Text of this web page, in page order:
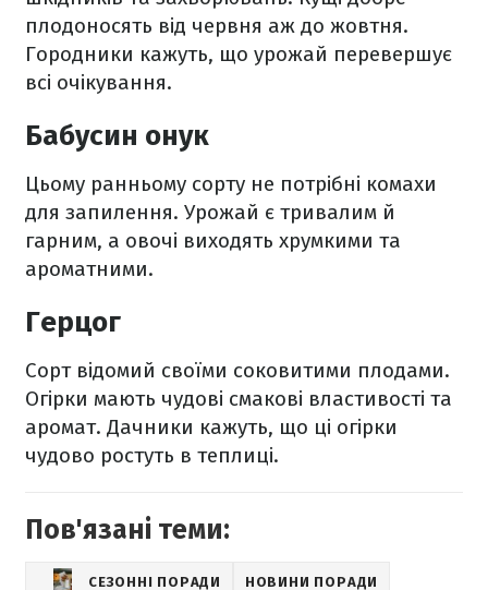
плодоносять від червня аж до жовтня.
Городники кажуть, що урожай перевершує
всі очікування.
Бабусин онук
Цьому ранньому сорту не потрібні комахи
для запилення. Урожай є тривалим й
гарним, а овочі виходять хрумкими та
ароматними.
Герцог
Сорт відомий своїми соковитими плодами.
Огірки мають чудові смакові властивості та
аромат. Дачники кажуть, що ці огірки
чудово ростуть в теплиці.
Пов'язані теми:
СЕЗОННІ ПОРАДИ НОВИНИ ПОРАДИ